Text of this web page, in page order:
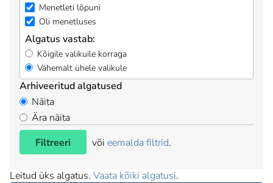
Menetleti lõpuni
Oli menetluses
Algatus vastab:
Kõigile valikuile korraga
Vähemalt ühele valikule
Arhiveeritud algatused
Näita
Ära näita
Filtreeri
või eemalda filtrid.
Leitud üks algatus. Vaata kõiki algatusi.